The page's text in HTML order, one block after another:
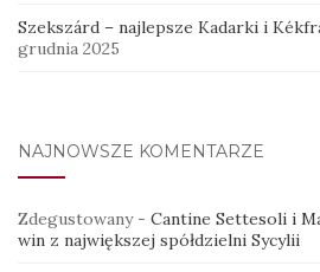
Szekszárd – najlepsze Kadarki i
grudnia 2025
NAJNOWSZE KOMENTARZE
Zdegustowany- Cantine Settesoli i
win z największej spółdzielni Sycylii